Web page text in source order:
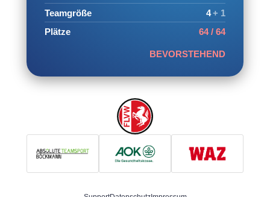
Teamgröße
4+ 1
Plätze
64 / 64
BEVORSTEHEND